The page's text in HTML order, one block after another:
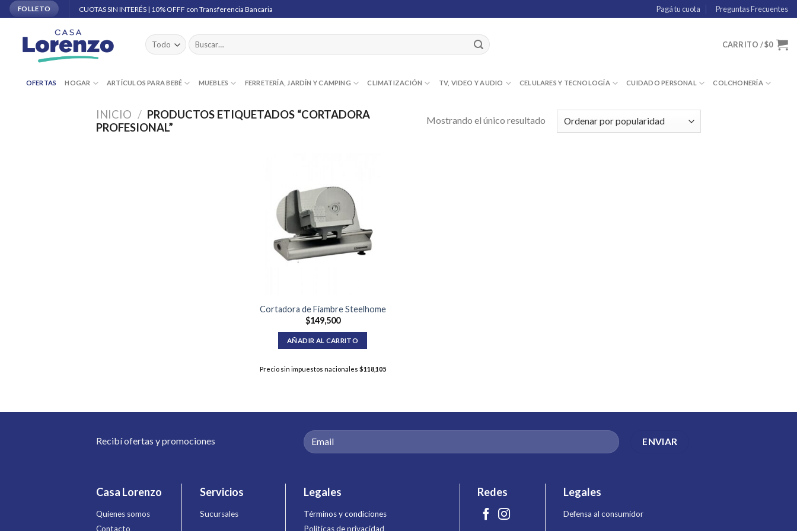
Skip
to
content
FOLLETO CUOTAS SIN INTERÉS | 10% OFFF con Transferencia Bancaria Pagá tu cuota Preguntas Frecuentes
Buscar
por:
CARRITO /$0
OFERTAS HOGAR ARTÍCULOS PARA BEBÉ MUEBLES FERRETERÍA, JARDÍN Y CAMPING CLIMATIZACIÓN TV, VIDEO Y AUDIO CELULARES Y TECNOLOGÍA CUIDADO PERSONAL COLCHONERÍA
INICIO / PRODUCTOS ETIQUETADOS “CORTADORA
PROFESIONAL”
Mostrando el único resultado
Cortadora de Fiambre Steelhome
$149,500
AÑADIR AL CARRITO
Precio sin impuestos nacionales $118,105
Recibí ofertas y promociones
Casa Lorenzo
Quienes somos
Contacto
Servicios
Sucursales
Legales
Términos y condiciones
Políticas de privacidad
Redes Legales
Defensa al consumidor